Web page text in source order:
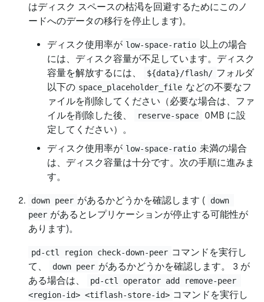
はディスク スペースの枯渇を回避するためにこのノ
ードへのデータの移行を停止します)。
ディスク使用率が low-space-ratio 以上の場合
には、ディスク容量が不足しています。ディスク
容量を解放するには、
${data}/flash/ フォルダ
以下の space_placeholder_file などの不要なフ
ァイルを削除してください（必要な場合は、ファ
イルを削除した後、
reserve-space
0MB に設
定してください）。
ディスク使用率が low-space-ratio 未満の場合
は、ディスク容量は十分です。次の手順に進みま
す。
down peer があるかどうかを確認します (
down
peer があるとレプリケーションが停止する可能性が
あります)。
pd-ctl region check-down-peer コマンドを実行し
て、
down peer があるかどうかを確認します。 3 が
ある場合は、
pd-ctl operator add remove-peer
<region-id> <tiflash-store-id> コマンドを実行し